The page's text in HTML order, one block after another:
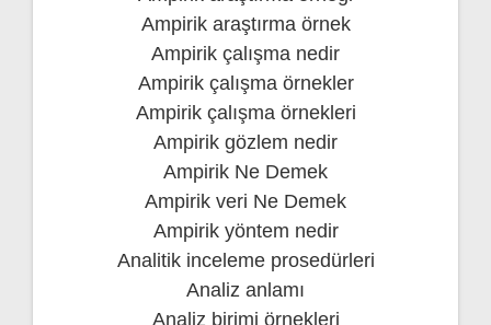
Ampirik araştırma örnek
Ampirik çalışma nedir
Ampirik çalışma örnekler
Ampirik çalışma örnekleri
Ampirik gözlem nedir
Ampirik Ne Demek
Ampirik veri Ne Demek
Ampirik yöntem nedir
Analitik inceleme prosedürleri
Analiz anlamı
Analiz birimi örnekleri